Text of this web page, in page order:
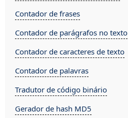
Contador de frases
Contador de parágrafos no texto
Contador de caracteres de texto
Contador de palavras
Tradutor de código binário
Gerador de hash MD5